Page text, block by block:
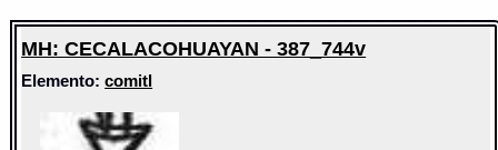
MH: CECALACOHUAYAN - 387_744v
Elemento:comitl